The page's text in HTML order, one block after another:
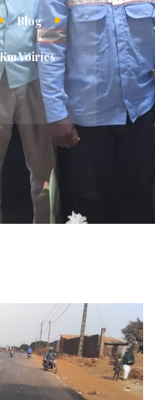
Blog
Voiries